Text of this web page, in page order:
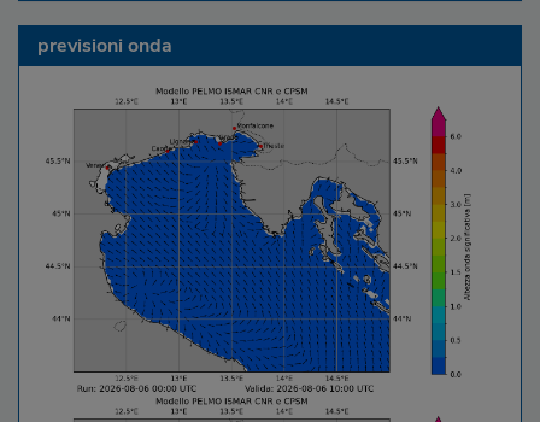
previsioni onda